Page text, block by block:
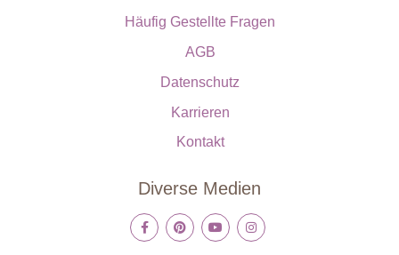
Häufig Gestellte Fragen
AGB
Datenschutz
Karrieren
Kontakt
Diverse Medien